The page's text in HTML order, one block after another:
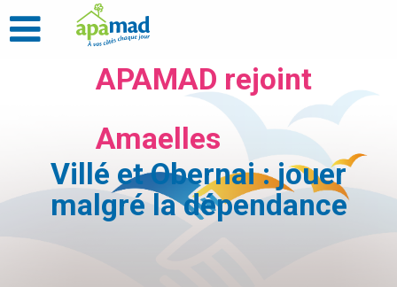
APAMAD rejoint
Amaelles
Villé et Obernai : jouer
malgré la dépendance